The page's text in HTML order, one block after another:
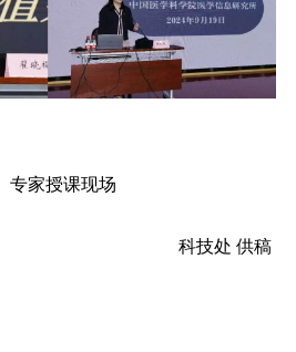
专家授课现场
科技处 供稿